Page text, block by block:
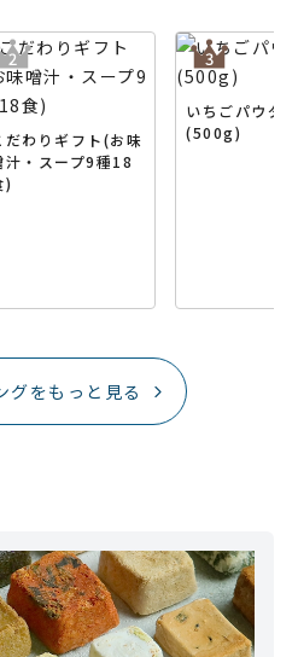
だわりギフト(お味
汁・スープ9種18
)
いちごパウダ
(500g)
グをもっと見る